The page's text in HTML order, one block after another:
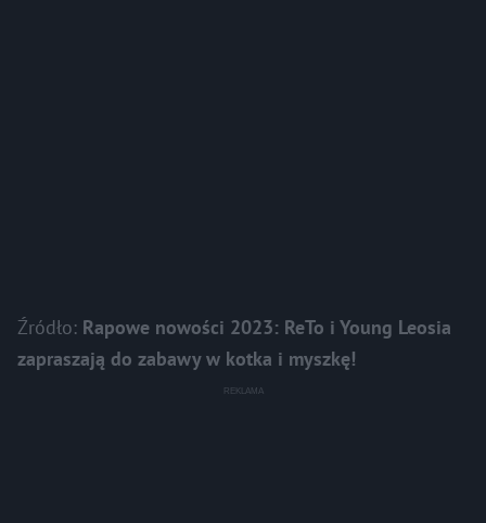
Źródło: Rapowe nowości 2023: ReTo i Young Leosia
zapraszają do zabawy w kotka i myszkę!